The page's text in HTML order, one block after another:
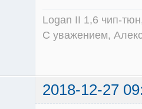
Logan II 1,6 чип-
С уважением,
2018-12-27